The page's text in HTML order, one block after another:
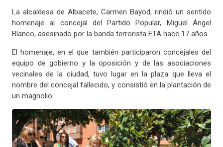
La alcaldesa de Albacete, Carmen Bayod, rindió un sentido
homenaje al concejal del Partido Popular, Miguel Ángel
Blanco, asesinado por la banda terrorista ETA hace 17 años.
El homenaje, en el que también participaron concejales del
equipo de gobierno y la oposición y de las asociaciones
vecinales de la ciudad, tuvo lugar en la plaza que lleva el
nombre del concejal fallecido, y consistió en la plantación de
un magnolio.